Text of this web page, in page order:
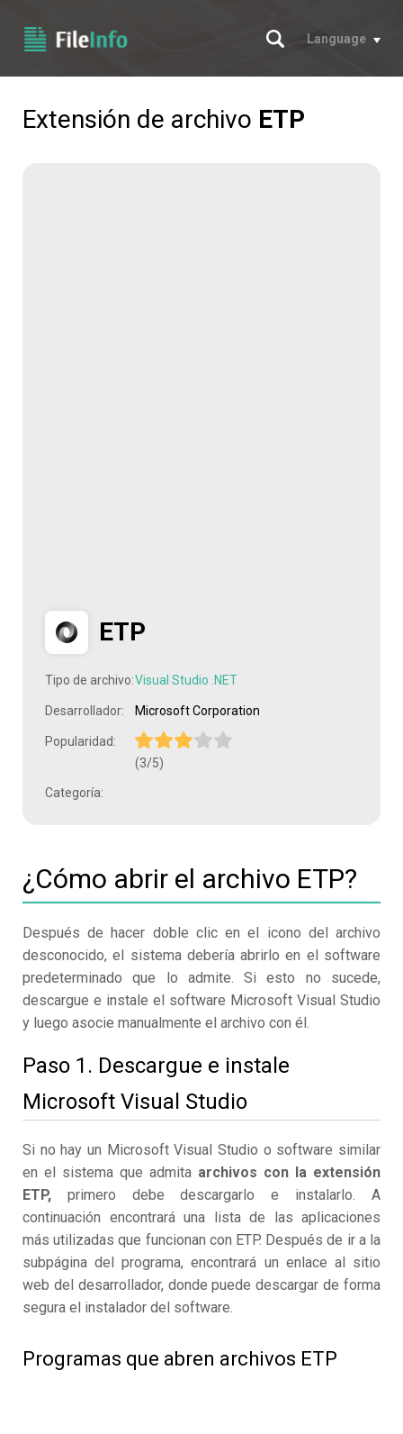
Buscar
Language
Extensión de archivo ETP
ETP
Tipo de archivo:Visual Studio .NET
Desarrollador: Microsoft Corporation
Popularidad:
(3/5)
Categoría:
¿Cómo abrir el archivo ETP?
Después de hacer doble clic en el icono del archivo
desconocido, el sistema debería abrirlo en el software
predeterminado que lo admite. Si esto no sucede,
descargue e instale el software Microsoft Visual Studio
y luego asocie manualmente el archivo con él.
Paso 1. Descargue e instale
Microsoft Visual Studio
Si no hay un Microsoft Visual Studio o software similar
en el sistema que admita archivos con la extensión
ETP, primero debe descargarlo e instalarlo. A
continuación encontrará una lista de las aplicaciones
más utilizadas que funcionan con ETP. Después de ir a la
subpágina del programa, encontrará un enlace al sitio
web del desarrollador, donde puede descargar de forma
segura el instalador del software.
Programas que abren archivos ETP